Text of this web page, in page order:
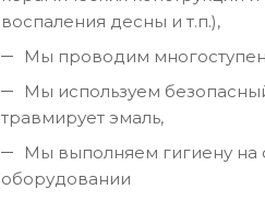
воспаления десны и т.п.),
Мы проводим
Мы используем
травмирует эмаль,
Мы выполняем гигиену
оборудовании